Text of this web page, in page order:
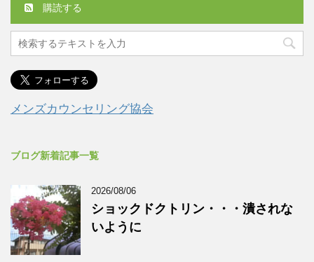
購読する
メンズカウンセリング協会
ブログ新着記事一覧
2026/08/06
ショックドクトリン・・・潰されな
いように